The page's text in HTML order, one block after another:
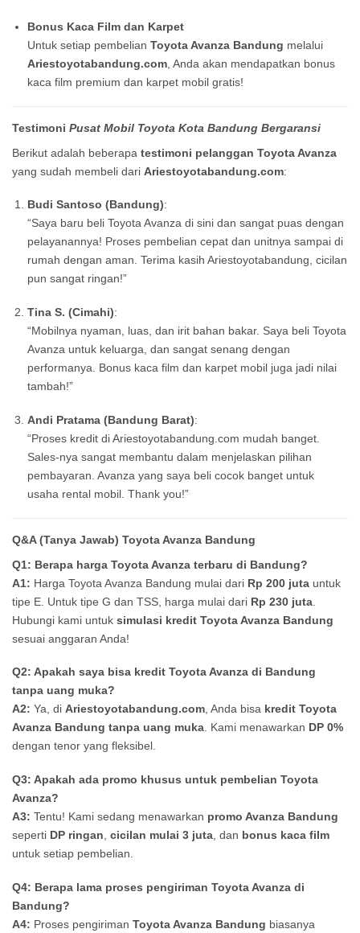
Bonus Kaca Film dan Karpet
Untuk setiap pembelian Toyota Avanza Bandung melalui
Ariestoyotabandung.com, Anda akan mendapatkan bonus
kaca film premium dan karpet mobil gratis!
Testimoni Pusat Mobil Toyota Kota Bandung Bergaransi
Berikut adalah beberapa testimoni pelanggan Toyota Avanza
yang sudah membeli dari Ariestoyotabandung.com:
Budi Santoso (Bandung):
“Saya baru beli Toyota Avanza di sini dan sangat puas dengan
pelayanannya! Proses pembelian cepat dan unitnya sampai di
rumah dengan aman. Terima kasih Ariestoyotabandung, cicilan
pun sangat ringan!”
Tina S. (Cimahi):
“Mobilnya nyaman, luas, dan irit bahan bakar. Saya beli Toyota
Avanza untuk keluarga, dan sangat senang dengan
performanya. Bonus kaca film dan karpet mobil juga jadi nilai
tambah!”
Andi Pratama (Bandung Barat):
“Proses kredit di Ariestoyotabandung.com mudah banget.
Sales-nya sangat membantu dalam menjelaskan pilihan
pembayaran. Avanza yang saya beli cocok banget untuk
usaha rental mobil. Thank you!”
Q&A (Tanya Jawab) Toyota Avanza Bandung
Q1: Berapa harga Toyota Avanza terbaru di Bandung?
A1: Harga Toyota Avanza Bandung mulai dari Rp 200 juta untuk
tipe E. Untuk tipe G dan TSS, harga mulai dari Rp 230 juta
Hubungi kami untuk simulasi kredit Toyota Avanza Bandung
sesuai anggaran Anda!
Q2: Apakah saya bisa kredit Toyota Avanza di Bandung
tanpa uang muka?
A2: Ya, di Ariestoyotabandung.com, Anda bisa kredit Toyota
Avanza Bandung tanpa uang muka. Kami menawarkan DP 0%
dengan tenor yang fleksibel.
Q3: Apakah ada promo khusus untuk pembelian Toyota
Avanza?
A3: Tentu! Kami sedang menawarkan promo Avanza Bandung
seperti DP ringan cicilan mulai 3 juta , dan bonus kaca film
untuk setiap pembelian.
Q4: Berapa lama proses pengiriman Toyota Avanza di
Bandung?
A4: Proses pengiriman Toyota Avanza Bandung biasanya